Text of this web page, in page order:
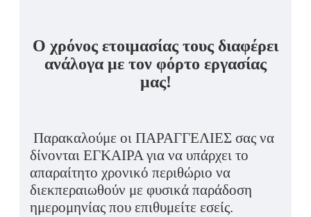
Ο χρόνος ετοιμασίας τους διαφέρει
ανάλογα με τον φόρτο εργασίας
μας!
Παρακαλούμε οι ΠΑΡΑΓΓΕΛΙΕΣ σας να
δίνονται ΕΓΚΑΙΡΑ για να υπάρχει το
απαραίτητο χρονικό περιθώριο να
διεκπεραιωθούν με φυσικά παράδοση
ημερομηνίας που επιθυμείτε εσείς.